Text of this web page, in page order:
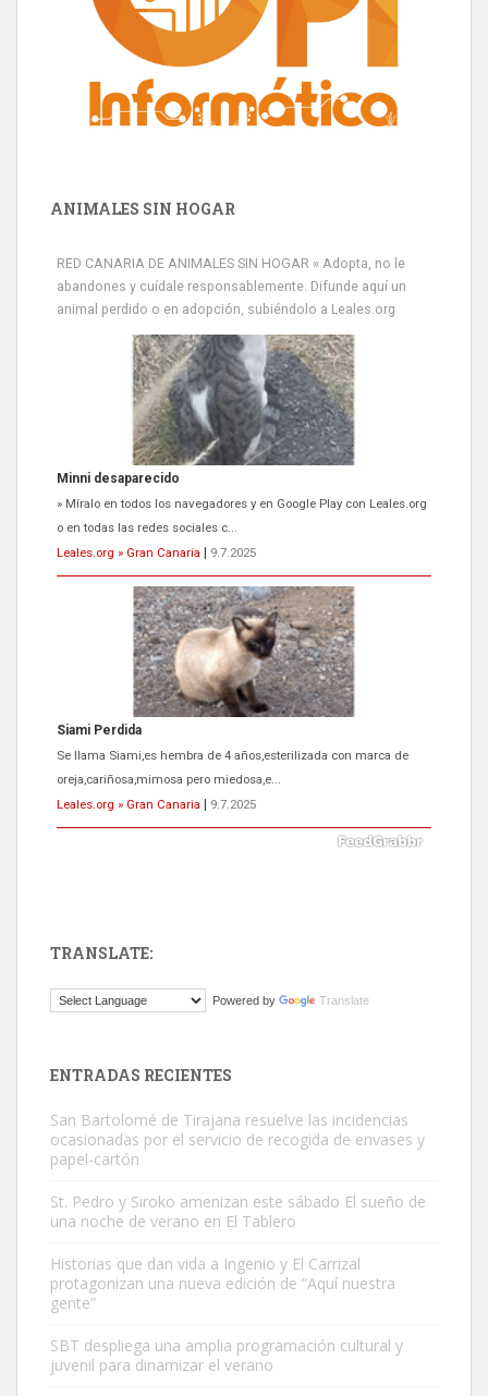
ANIMALES SIN HOGAR
RED CANARIA DE ANIMALES SIN HOGAR » Adopta, no le
abandones y cuídale responsablemente. Difunde aquí un
animal perdido o en adopción, subiéndolo a Leales.org
Minni desaparecido
» Míralo en todos los navegadores y en Google Play con Leales.org
o en todas las redes sociales c...
Leales.org » Gran Canaria
9.7.2025
Siami Perdida
Se llama Siami,es hembra de 4 años,esterilizada con marca de
oreja,cariñosa,mimosa pero miedosa,e...
Leales.org » Gran Canaria
9.7.2025
El ayuntamiento se va a llevar a Los Gatos callejeros de la zona los
Este gato macho ha aparecido en la calle hace menos de un mes,
es muy manso y extremadamente cari...
Leales.org » Gran Canaria
TRANSLATE:
Powered by Translate
ENTRADAS RECIENTES
San Bartolomé de Tirajana resuelve las incidencias
ocasionadas por el servicio de recogida de envases y
papel-cartón
St. Pedro y Siroko amenizan este sábado El sueño de
una noche de verano en El Tablero
Historias que dan vida a Ingenio y El Carrizal
protagonizan una nueva edición de “Aquí nuestra
gente”
SBT despliega una amplia programación cultural y
juvenil para dinamizar el verano